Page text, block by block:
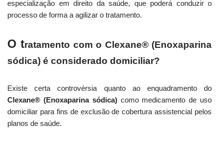
especialização em direito da saúde, que poderá conduzir o
processo de forma a agilizar o tratamento.
O tratamento com o Clexane® (Enoxaparina
sódica) é considerado domiciliar?
Existe certa controvérsia quanto ao enquadramento do
Clexane® (Enoxaparina sódica)como medicamento de uso
domiciliar para fins de exclusão de cobertura assistencial pelos
planos de saúde.